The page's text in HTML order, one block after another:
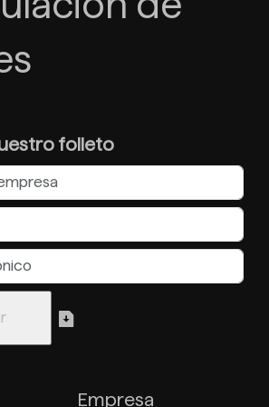
folleto
Empresa